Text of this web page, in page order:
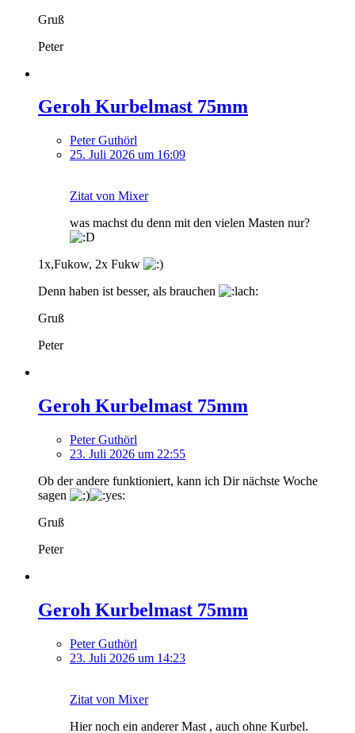
Gruß
Peter
Geroh Kurbelmast 75mm
Peter Guthörl
25. Juli 2026 um 16:09
Zitat von Mixer
was machst du denn mit den vielen Masten nur?
1x,Fukow, 2x Fukw
Denn haben ist besser, als brauchen
Gruß
Peter
Geroh Kurbelmast 75mm
Peter Guthörl
23. Juli 2026 um 22:55
Ob der andere funktioniert, kann ich Dir nächste Woche
sagen
Gruß
Peter
Geroh Kurbelmast 75mm
Peter Guthörl
23. Juli 2026 um 14:23
Zitat von Mixer
Hier noch ein anderer Mast , auch ohne Kurbel.